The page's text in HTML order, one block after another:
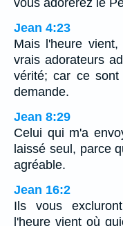
Jean 4:23
Mais l'heure
vrais adorateurs
vérité; car ce
demande.
Jean 8:29
Celui qui m'a
laissé seul, parce
agréable.
Jean 16:2
Ils vous
l'heure vient où